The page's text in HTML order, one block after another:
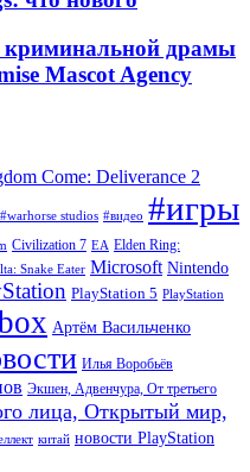
драмы
Mascot Agency
Come: Deliverance 2
#warhorse studios #видео #игры
Civilization 7 EA Elden Ring:
Snake Eater Microsoft Nintendo
PlayStation 5 PlayStation
Артём Васильченко
Илья Воробьёв
Экшен, Адвенчура, От третьего
лица, Открытый мир,
китай новости PlayStation